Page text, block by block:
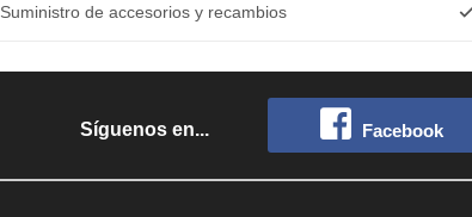
Suministro de accesorios y recambios
Síguenos en... Facebook